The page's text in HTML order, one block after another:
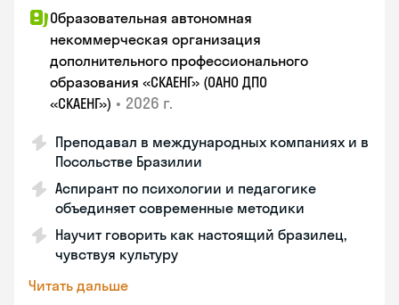
Образовательная автономная
некоммерческая организация
дополнительного профессионального
образования «СКАЕНГ» (ОАНО ДПО
«СКАЕНГ») • 2026 г.
Преподавал в международных компаниях и в
Посольстве Бразилии
Аспирант по психологии и педагогике
объединяет современные методики
Научит говорить как настоящий бразилец,
чувствуя культуру
Читать дальше